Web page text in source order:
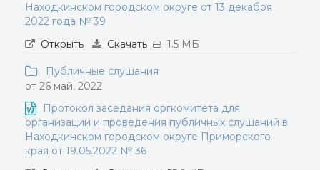
Находкинском городском округе от 13 декабря
2022 года № 39
Открыть
Скачать 1.5 МБ
Публичные слушания
от 26 май, 2022
Протокол заседания оргкомитета для
организации и проведения публичных слушаний в
Находкинском городском округе Приморского
края от 19.05.2022 № 36